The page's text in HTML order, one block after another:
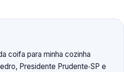
coifa para minha cozinha
Presidente Prudente‑SP e